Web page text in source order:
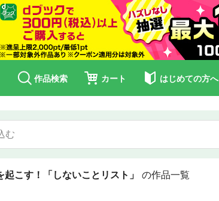
作品検索 カート はじめての方へ
こす！「しないことリスト」 の作品一覧